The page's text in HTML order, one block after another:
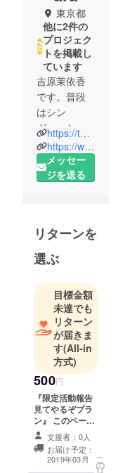
東京都
他に2件の
プロジェク
トを掲載し
ています
吉原茉依香
です。普段
はシン
ガー、シン
ガーソング
ライターと
して活動し
す。
以前はオー
ディション
番組や昼ド
ラに出演
し、多くの
方に知って
頂き、また
応援して下
さる方も増
えました。
しかし私の
方ではなか
なか音源な
ど発表をコ
ンスタント
https://twitter.com/maika_yoshihara
https://www.instagram.com/maika_yoshihara/
メッセー
ジを送る
リターンを
選ぶ
目標金額
未達でも
リターン
が届きま
す(All-in
方式)
500円
『限定活動報告
見てやるぞプラ
ン』 このページ
で見ることので
きる活動報告
（進歩状況やリ
ハーサルの写真
支援者：0人
お届け予定：
2019年03月
こ
の
リ